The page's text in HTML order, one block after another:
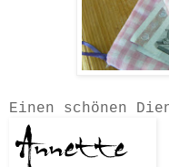
Einen schönen